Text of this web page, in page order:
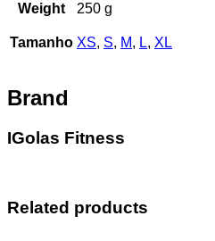
Weight
250 g
Tamanho XS, S, M, L, XL
Brand
IGolas Fitness
Related products